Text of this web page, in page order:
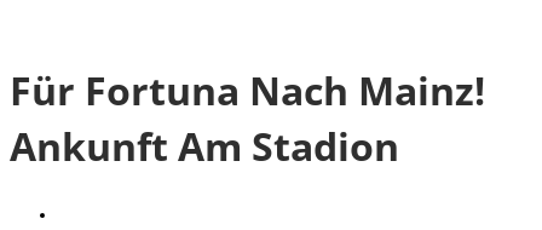
Für Fortuna Nach Mainz!
Ankunft Am Stadion